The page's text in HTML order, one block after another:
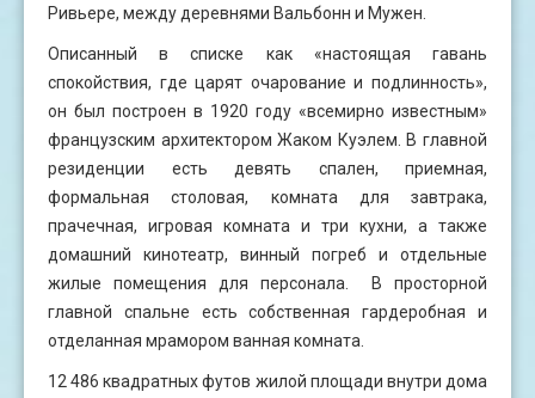
Ривьере, между деревнями Вальбонн и Мужен.
Описанный в списке как «настоящая гавань
спокойствия, где царят очарование и подлинность»,
он был построен в 1920 году «всемирно известным»
французским архитектором Жаком Куэлем. В главной
резиденции есть девять спален, приемная,
формальная столовая, комната для завтрака,
прачечная, игровая комната и три кухни, а также
домашний кинотеатр, винный погреб и отдельные
жилые помещения для персонала. В просторной
главной спальне есть собственная гардеробная и
отделанная мрамором ванная комната.
12 486 квадратных футов жилой площади внутри дома